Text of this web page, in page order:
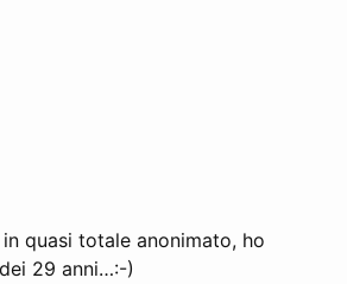
quasi totale anonimato, ho
29 anni…:-)